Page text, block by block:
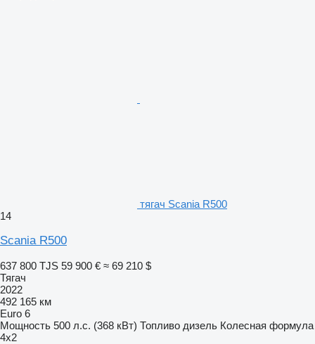
тягач Scania R500
14
Scania R500
637 800 TJS 59 900 € ≈ 69 210 $
Тягач
2022
492 165 км
Euro 6
Мощность 500 л.с. (368 кВт) Топливо дизель Колесная формула
4x2